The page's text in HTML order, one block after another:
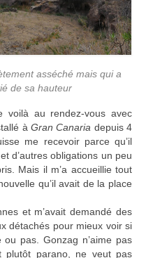
asséché mais qui a
de sa hauteur
voilà au rendez-vous avec
à Gran Canaria depuis 4
me recevoir parce qu’il
d’autres obligations un peu
Mais il m’a accueillie tout
qu’il avait de la place
et m’avait demandé des
détachés pour mieux voir si
ou pas. Gonzag n’aime pas
plutôt parano, ne veut pas